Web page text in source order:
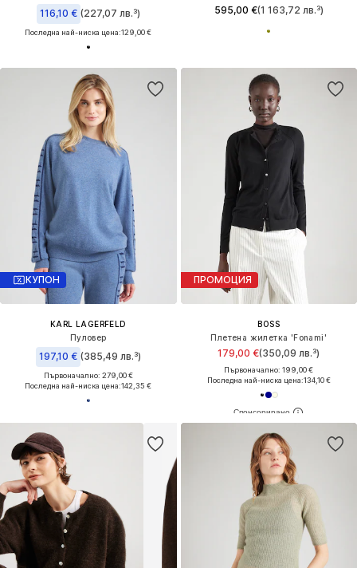
116,10 € (227,07 лв.³)
Последна най-ниска цена:129,00 €
595,00 €(1 163,72 лв.³)
КУПОН
KARL LAGERFELD
Пуловер
197,10 € (385,49 лв.³)
Първоначално: 279,00 €
Последна най-ниска цена:142,35 €
ПРОМОЦИЯ
BOSS
Плетена жилетка 'Fonami'
179,00 €(350,09 лв.³)
Първоначално: 199,00 €
Последна най-ниска цена:134,10 €